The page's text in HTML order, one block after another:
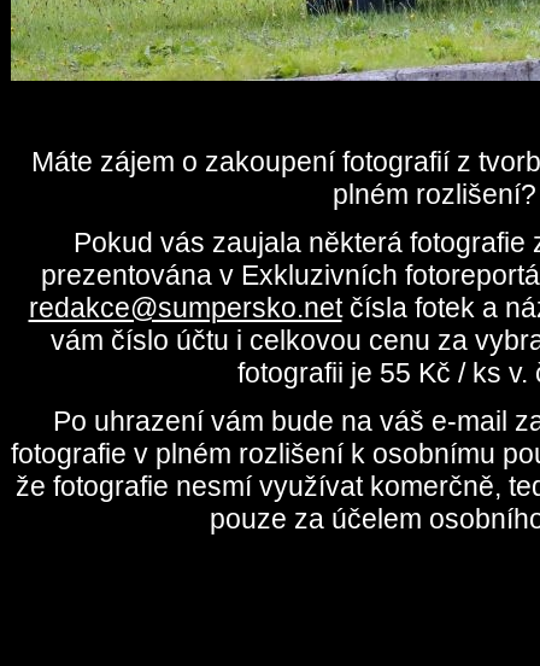
Máte zájem o zakoupení fotografií z
plném rozlišení?
Pokud vás zaujala některá fotografie
prezentována v Exkluzivních
redakce@sumpersko.netčísla fotek a
vám číslo účtu i celkovou cenu za
fotografii je 55 Kč / ks v.
Po uhrazení vám bude na váš e-mail
fotografie v plném rozlišení k osobnímu
že fotografie nesmí využívat komerčně,
pouze za účelem